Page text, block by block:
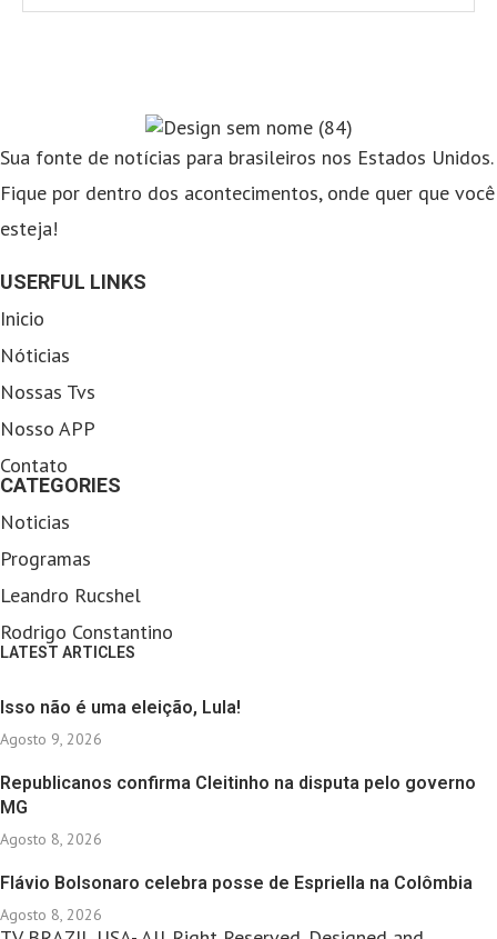
Sua fonte de notícias para brasileiros nos Estados Unidos.
Fique por dentro dos acontecimentos, onde quer que você
esteja!
USERFUL LINKS
Inicio
Nóticias
Nossas Tvs
Nosso APP
Contato
CATEGORIES
Noticias
Programas
Leandro Rucshel
Rodrigo Constantino
LATEST ARTICLES
Isso não é uma eleição, Lula!
Agosto 9, 2026
Republicanos confirma Cleitinho na disputa pelo governo
MG
Agosto 8, 2026
Flávio Bolsonaro celebra posse de Espriella na Colômbia
Agosto 8, 2026